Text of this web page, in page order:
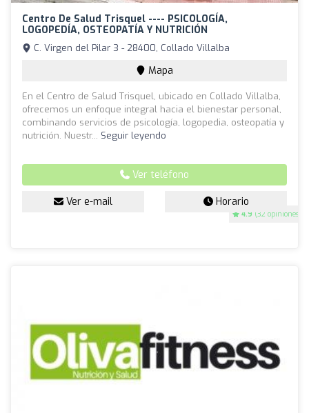
Centro De Salud Trisquel ---- PSICOLOGÍA,
LOGOPEDÍA, OSTEOPATÍA Y NUTRICIÓN
4.9 (32 opiniones)
C. Virgen del Pilar 3 - 28400, Collado Villalba
Mapa
En el Centro de Salud Trisquel, ubicado en Collado Villalba,
ofrecemos un enfoque integral hacia el bienestar personal,
combinando servicios de psicología, logopedia, osteopatía y
nutrición. Nuestr... Seguir leyendo
Ver teléfono
Ver e-mail Horario